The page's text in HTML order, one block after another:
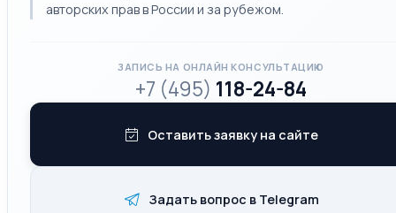
авторских прав в России и за рубежом.
ЗАПИСЬ НА ОНЛАЙН КОНСУЛЬТАЦИЮ
+7 (495) 118-24-84
Оставить заявку на сайте
Задать вопрос в Telegram